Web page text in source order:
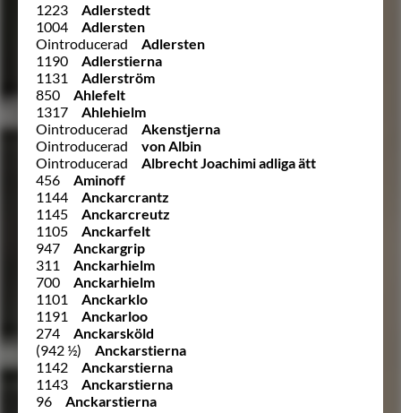
1223
Adlerstedt
1004
Adlersten
Ointroducerad
Adlersten
1190
Adlerstierna
1131
Adlerström
850
Ahlefelt
1317
Ahlehielm
Ointroducerad
Akenstjerna
Ointroducerad
von Albin
Ointroducerad
Albrecht Joachimi adliga ätt
456
Aminoff
1144
Anckarcrantz
1145
Anckarcreutz
1105
Anckarfelt
947
Anckargrip
311
Anckarhielm
700
Anckarhielm
1101
Anckarklo
1191
Anckarloo
274
Anckarsköld
(942 ½)
Anckarstierna
1142
Anckarstierna
1143
Anckarstierna
96
Anckarstierna